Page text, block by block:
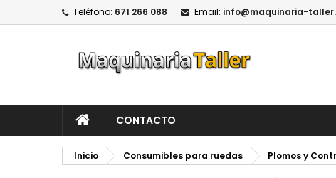
Teléfono: 671 266 088 Email: info@maquinaria-
CONTACTO
Inicio Consumibles para ruedas Plomos y